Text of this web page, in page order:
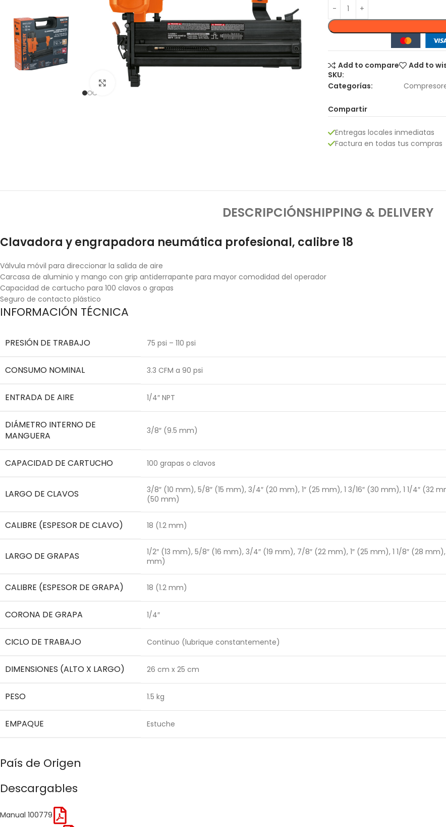
Click to enlarge
Add to compare
Add to
SKU:
Categorías:
Compartir
Entregas locales inmediatas
Factura en todas tus compras
DESCRIPCIÓNSHIPPING & DELIVERY
Clavadora y engrapadora neumática profesional, calibre 18
Válvula móvil para direccionar la salida de aire
Carcasa de aluminio y mango con grip antiderrapante para mayor comodidad del operador
Capacidad de cartucho para 100 clavos o grapas
Seguro de contacto plástico
INFORMACIÓN TÉCNICA
PRESIÓN DE TRABAJO 75 psi – 110 psi
CONSUMO NOMINAL 3.3 CFM a 90 psi
ENTRADA DE AIRE 1/4″ NPT
DIÁMETRO INTERNO DE
MANGUERA
3/8″ (9.5 mm)
CAPACIDAD DE CARTUCHO 100 grapas o clavos
LARGO DE CLAVOS
3/8″ (10 mm), 5/8″ (15 mm), 3/4″ (20 mm), 1″ (25 mm), 1 3/16″ (30 mm), 1 1/4″ (32
(50 mm)
CALIBRE (ESPESOR DE CLAVO) 18 (1.2 mm)
LARGO DE GRAPAS
1/2″ (13 mm), 5/8″ (16 mm), 3/4″ (19 mm), 7/8″ (22 mm), 1″ (25 mm), 1 1/8″ (28
mm)
CALIBRE (ESPESOR DE GRAPA) 18 (1.2 mm)
CORONA DE GRAPA 1/4″
CICLO DE TRABAJO Continuo (lubrique constantemente)
DIMENSIONES (ALTO X LARGO) 26 cm x 25 cm
PESO 1.5 kg
EMPAQUE Estuche
País de Origen
Descargables
Manual 100779